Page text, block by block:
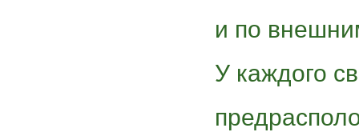
и по
У каждого